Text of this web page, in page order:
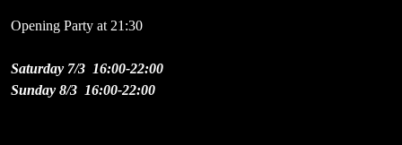
Opening Party at 21:30
Saturday 7/3 16:00-22:00
Sunday 8/3 16:00-22:00